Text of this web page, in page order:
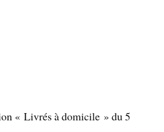
« Livrés à domicile » du 5